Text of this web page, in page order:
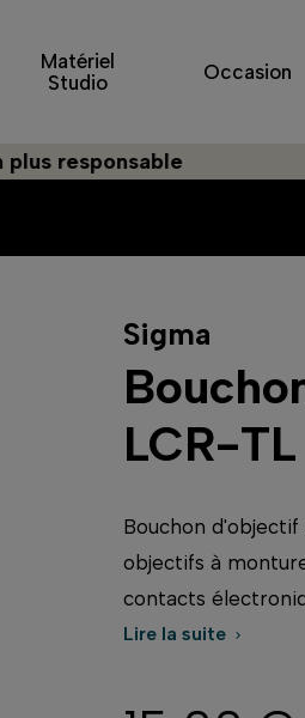
Matériel
Studio
Occasion
Sigma
LCR-
Bouchon
objectifs à
contacts
Lire la suite 